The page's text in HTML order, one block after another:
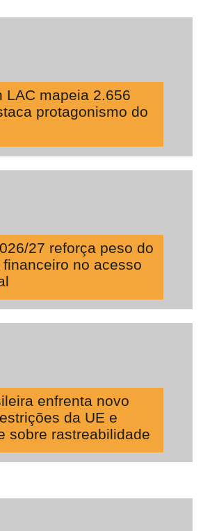
LAC mapeia 2.656
protagonismo do
27 reforça peso do
no acesso
enfrenta novo
da UE e
sobre rastreabilidade